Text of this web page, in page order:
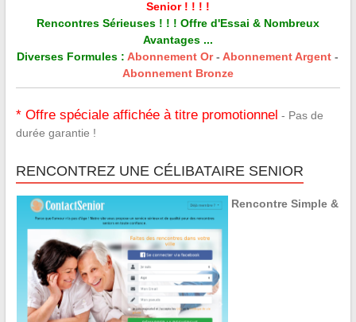
Senior ! ! ! !
Rencontres Sérieuses ! ! ! Offre d'Essai & Nombreux
Avantages ...
Diverses Formules : Abonnement Or-Abonnement Argent -
Abonnement Bronze
* Offre spéciale affichée à titre promotionnel - Pas de
durée garantie !
RENCONTREZ UNE CÉLIBATAIRE SENIOR
Rencontre Simple &